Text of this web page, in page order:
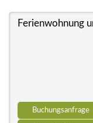
Ferienwohnung
Buchungsanfrage